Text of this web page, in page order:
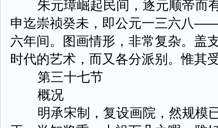
朱元璋崛起民间，逐元顺帝而
申迄崇祯癸未，即公元一三六八
六年间。图画情形，非常复杂。盖
时代的艺术，而又各分派别。惟其
第三十七节
概况
明承宋制，复设画院，然规模